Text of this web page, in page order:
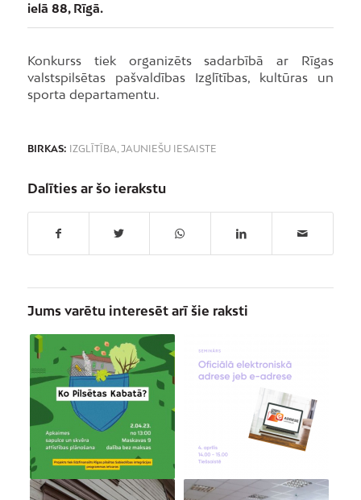
ielā 88, Rīgā.
Konkurss tiek organizēts sadarbībā ar Rīgas
valstspilsētas pašvaldības Izglītības, kultūras un
sporta departamentu.
BIRKAS: IZGLĪTĪBA, JAUNIEŠU IESAISTE
Dalīties ar šo ierakstu
Jums varētu interesēt arī šie raksti